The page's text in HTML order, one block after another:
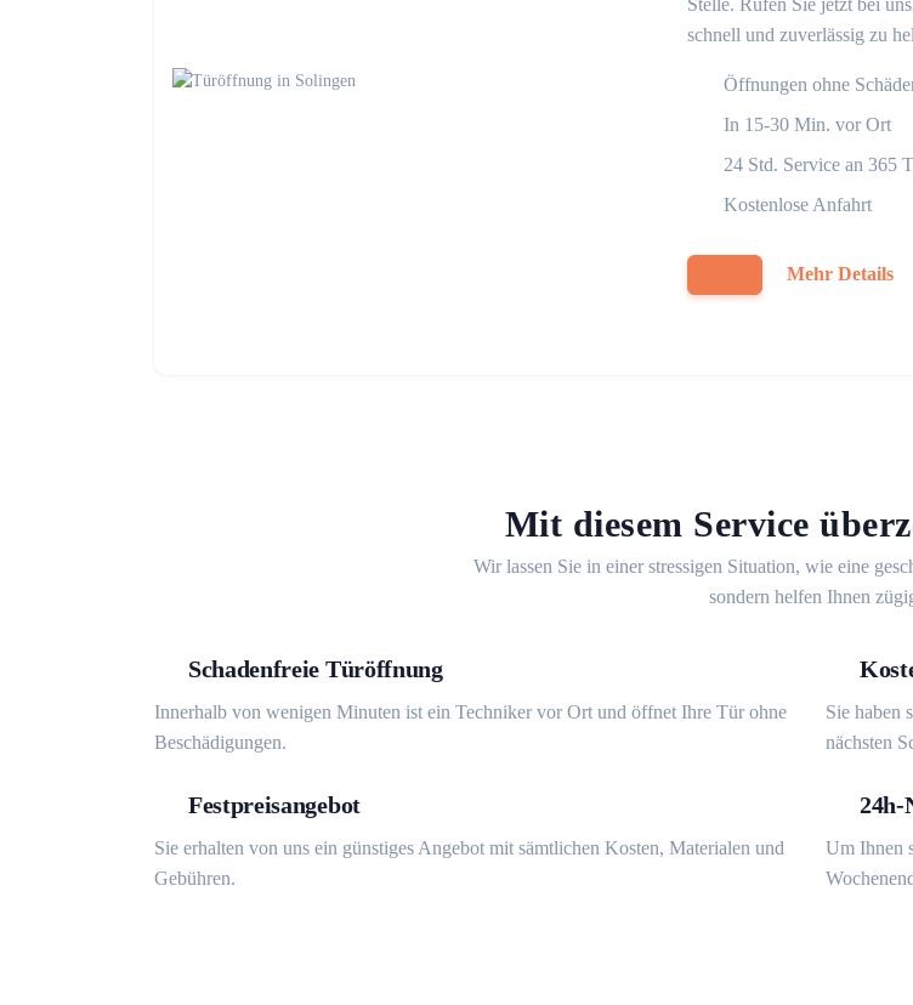
Stelle. Rufen Sie jetzt bei
schnell und zuverlässig zu
Öffnungen ohne
In 15-30 Min. vor Ort
24 Std. Service an 365
Kostenlose Anfahrt
Mehr Details
Mit diesem Service
Wir lassen Sie in einer stressigen Situation, wie eine
sondern helfen Ihnen
Schadenfreie Türöffnung
Innerhalb von wenigen Minuten ist ein Techniker vor Ort und öffnet Ihre Tür ohne
Beschädigungen.
Sie haben
nächsten
Festpreisangebot
Sie erhalten von uns ein günstiges Angebot mit sämtlichen Kosten, Materialen und
Gebühren.
24h-
Um Ihnen